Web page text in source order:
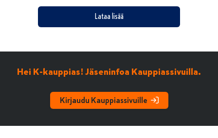
Lataa lisää
Hei K-kauppias! Jäseninfoa Kauppiassivuilla.
Kirjaudu Kauppiassivuille